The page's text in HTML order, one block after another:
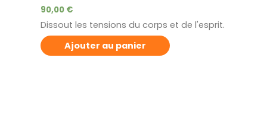
90,00 €
Dissout les tensions du corps et de l'esprit.
Ajouter au panier